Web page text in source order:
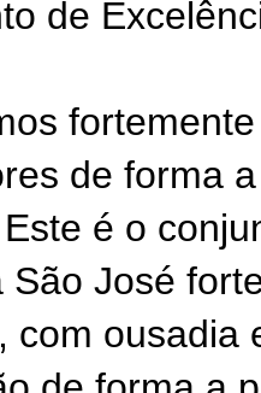
de
de forma
Este é o
São José
com ousadia